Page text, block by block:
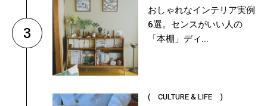
3
おしゃれなインテリア実例
6選。センスがいい人の
「本棚」ディ...
( CULTURE & LIFE )